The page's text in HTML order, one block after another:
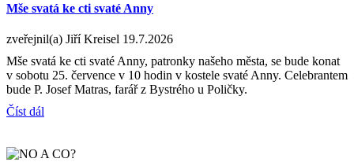
Mše svatá ke cti svaté Anny
zveřejnil(a) Jiří Kreisel 19.7.2026
Mše svatá ke cti svaté Anny, patronky našeho města, se bude konat
v sobotu 25. července v 10 hodin v kostele svaté Anny. Celebrantem
bude P. Josef Matras, farář z Bystrého u Poličky.
Číst dál